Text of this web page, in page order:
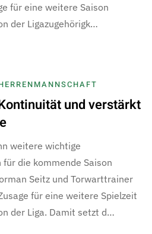
für eine weitere Saison
der Ligazugehörigk…
und verstärkt
weitere wichtige
die kommende Saison
Seitz und Torwarttrainer
für eine weitere Spielzeit
der Liga. Damit setzt d…